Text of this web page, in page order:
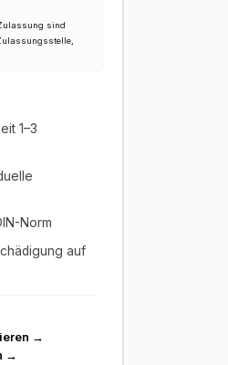
sind
1–3
Norm
auf
→
→